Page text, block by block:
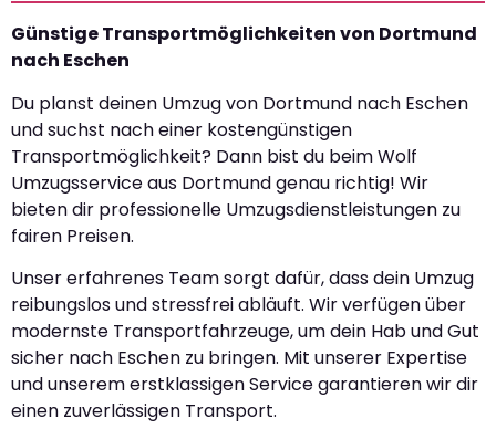
Günstige Transportmöglichkeiten von Dortmund
nach Eschen
Du planst deinen Umzug von Dortmund nach Eschen
und suchst nach einer kostengünstigen
Transportmöglichkeit? Dann bist du beim Wolf
Umzugsservice aus Dortmund genau richtig! Wir
bieten dir professionelle Umzugsdienstleistungen zu
fairen Preisen.
Unser erfahrenes Team sorgt dafür, dass dein Umzug
reibungslos und stressfrei abläuft. Wir verfügen über
modernste Transportfahrzeuge, um dein Hab und Gut
sicher nach Eschen zu bringen. Mit unserer Expertise
und unserem erstklassigen Service garantieren wir dir
einen zuverlässigen Transport.